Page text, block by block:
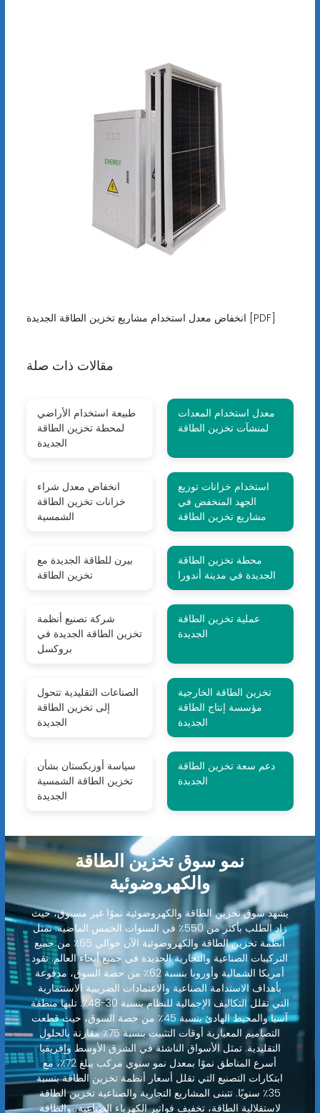
انخفاض معدل استخدام مشاريع تخزين الطاقة الجديدة [PDF]
مقالات ذات صلة
طبيعة استخدام الأراضي
لمحطة تخزين الطاقة
الجديدة
معدل استخدام المعدات
لمنشآت تخزين الطاقة
انخفاض معدل شراء
خزانات تخزين الطاقة
الشمسية
استخدام خزانات توزيع
الجهد المنخفض في
مشاريع تخزين الطاقة
بيرن للطاقة الجديدة مع
تخزين الطاقة
محطة تخزين الطاقة
الجديدة في مدينة أندورا
شركة تصنيع أنظمة
تخزين الطاقة الجديدة في
بروكسل
عملية تخزين الطاقة
الجديدة
الصناعات التقليدية تتحول
إلى تخزين الطاقة
الجديدة
تخزين الطاقة الخارجية
مؤسسة إنتاج الطاقة
الجديدة
سياسة أوزبكستان بشأن
تخزين الطاقة الشمسية
الجديدة
دعم سعة تخزين الطاقة
الجديدة
نمو سوق تخزين الطاقة
والكهروضوئية
يشهد سوق تخزين الطاقة والكهروضوئية نموًا غير مسبوق، حيث
زاد الطلب بأكثر من 550٪ في السنوات الخمس الماضية. تمثل
أنظمة تخزين الطاقة والكهروضوئية الآن حوالي 65٪ من جميع
التركيبات الصناعية والتجارية الجديدة في جميع أنحاء العالم. تقود
أمريكا الشمالية وأوروبا بنسبة 62٪ من حصة السوق، مدفوعة
بأهداف الاستدامة الصناعية والاعتمادات الضريبية الاستثمارية
التي تقلل التكاليف الإجمالية للنظام بنسبة 30-48٪. تليها منطقة
آسيا والمحيط الهادئ بنسبة 45٪ من حصة السوق، حيث قطعت
التصاميم المعيارية أوقات التثبيت بنسبة 75٪ مقارنة بالحلول
التقليدية. تمثل الأسواق الناشئة في الشرق الأوسط وإفريقيا
أسرع المناطق نموًا بمعدل نمو سنوي مركب يبلغ 72٪، مع
ابتكارات التصنيع التي تقلل أسعار أنظمة تخزين الطاقة بنسبة
35٪ سنويًا. تتبنى المشاريع التجارية والصناعية تخزين الطاقة
لاستقلالية الطاقة، تخفيف فواتير الكهرباء الصناعية، والطاقة